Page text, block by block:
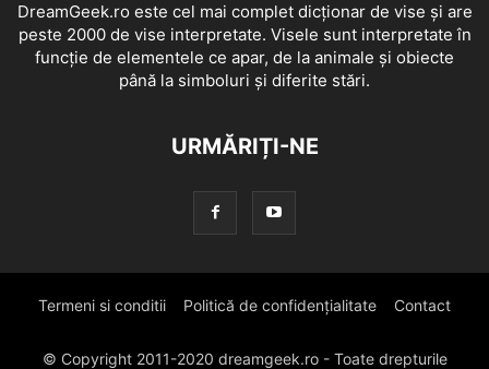
DreamGeek.ro este cel mai complet dicționar de vise și are
peste 2000 de vise interpretate. Visele sunt interpretate în
funcție de elementele ce apar, de la animale și obiecte
până la simboluri și diferite stări.
URMĂRIȚI-NE
Termeni si conditii Politică de confidențialitate Contact
© Copyright 2011-2020 dreamgeek.ro - Toate drepturile